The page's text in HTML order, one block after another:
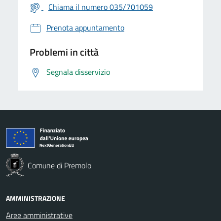
Chiama il numero 035/701059
Prenota appuntamento
Problemi in città
Segnala disservizio
Comune di Premolo
AMMINISTRAZIONE
Aree amministrative